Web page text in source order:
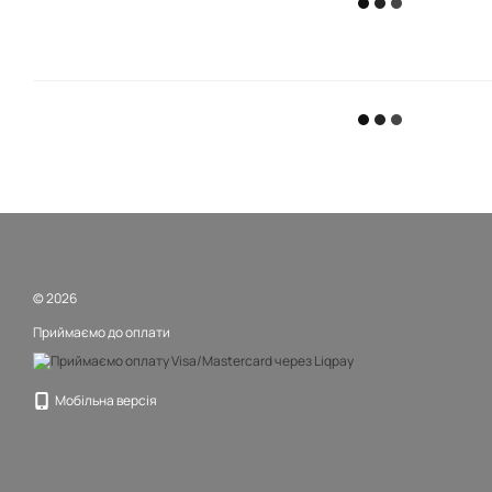
© 2026
Приймаємо до оплати
Мобільна версія